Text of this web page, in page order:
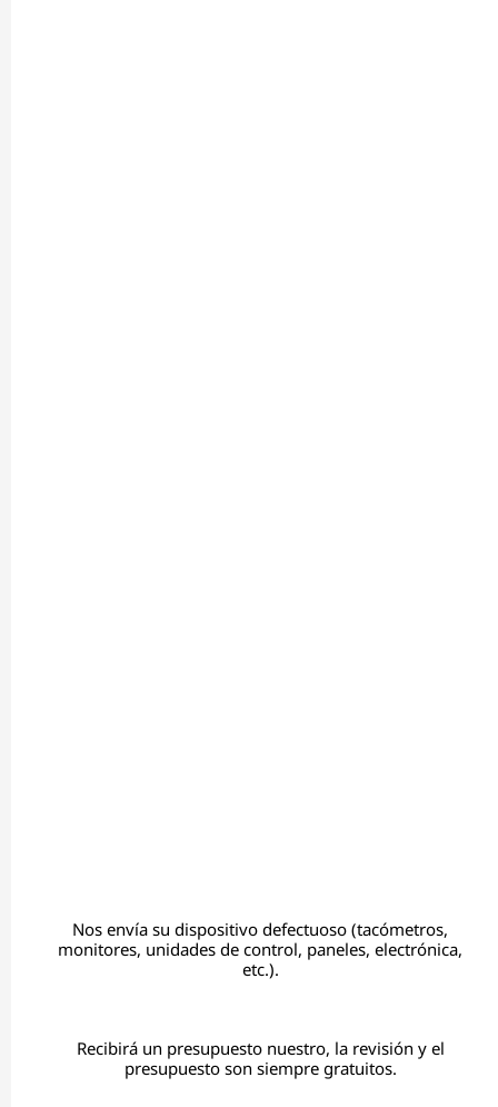
Nos envía su dispositivo defectuoso (tacómetros,
monitores, unidades de control, paneles, electrónica,
etc.).
Recibirá un presupuesto nuestro, la revisión y el
presupuesto son siempre gratuitos.